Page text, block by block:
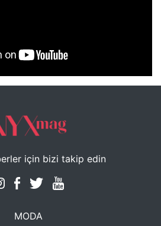
Etkinliği
için bizi takip edin
MODA